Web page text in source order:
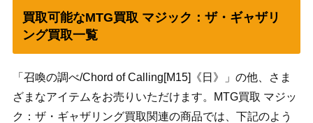
買取可能なMTG買取 マジック：ザ・ギャザリ
ング買取一覧
「召喚の調べ/Chord of Calling[M15]《日》」の他、さま
ざまなアイテムをお売りいただけます。MTG買取 マジッ
ク：ザ・ギャザリング買取関連の商品では、下記のよう